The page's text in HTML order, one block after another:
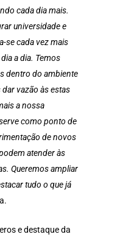
cada dia mais.
universidade e
se cada vez mais
a dia. Temos
dentro do ambiente
vazão às estas
a nossa
como ponto de
de novos
atender às
Queremos ampliar
tudo o que já
e destaque da